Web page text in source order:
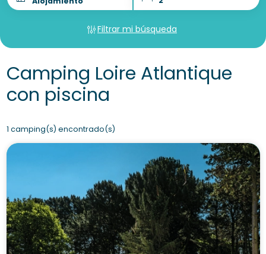
Filtrar mi búsqueda
Camping Loire Atlantique
con piscina
1 camping(s) encontrado(s)